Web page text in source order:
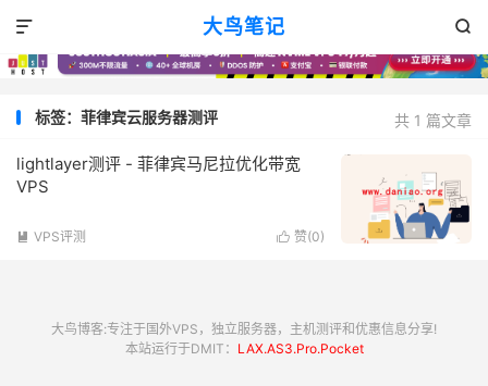
大鸟笔记 

共 1 篇文章
标签：菲律宾云服务器测评
lightlayer测评 - 菲律宾马尼拉优化带宽
VPS
 赞(0)
 VPS评测
大鸟博客:专注于国外VPS，独立服务器，主机测评和优惠信息分享!
本站运行于DMIT： LAX.AS3.Pro.Pocket